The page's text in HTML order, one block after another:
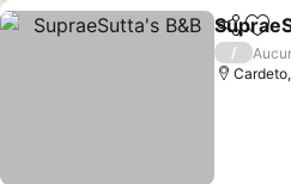
Partager
/